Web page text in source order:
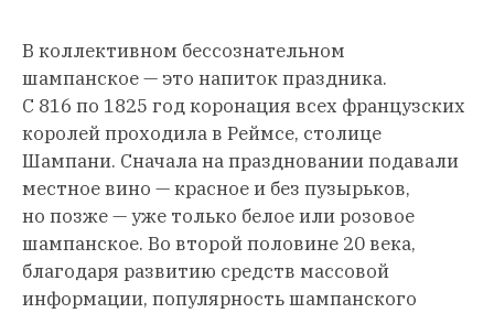
В коллективном бессознательном
шампанское — это напиток праздника.
С 816 по 1825 год коронация всех французских
королей проходила в Реймсе, столице
Шампани. Сначала на праздновании подавали
местное вино — красное и без пузырьков,
но позже — уже только белое или розовое
шампанское. Во второй половине 20 века,
благодаря развитию средств массовой
информации, популярность шампанского